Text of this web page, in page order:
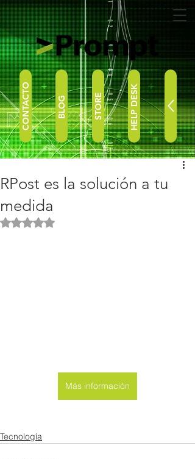
CONTACTO STORE HELP DESK
BLOG
RPost es la solución a tu
medida
Obtuvo NaN de 5 estrellas.
Más información
Tecnología